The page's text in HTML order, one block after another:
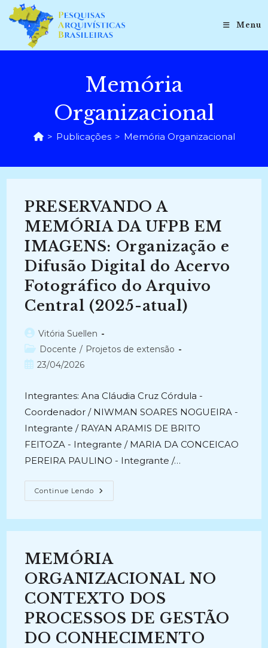
para
conteúdo
Menu
Memória
Organizacional
> Publicações > Memória Organizacional
PRESERVANDO A
MEMÓRIA DA UFPB EM
IMAGENS: Organização e
Difusão Digital do Acervo
Fotográfico do Arquivo
Central (2025-atual)
Autor
do
post:
Vitória Suellen
Categoria
do
Docente / Projetos de extensão
Post23/04/2026
Integrantes: Ana Cláudia Cruz Córdula -
Coordenador / NIWMAN SOARES NOGUEIRA -
Integrante / RAYAN ARAMIS DE BRITO
FEITOZA - Integrante / MARIA DA CONCEICAO
PEREIRA PAULINO - Integrante /…
Continue Lendo PRESERVANDO
A
EM
E
Difusão
Digital
Do
Acervo
Fotográfico
Arquivo
Central
(2025-
Atual)
MEMÓRIA
ORGANIZACIONAL NO
CONTEXTO DOS
PROCESSOS DE GESTÃO
DO CONHECIMENTO